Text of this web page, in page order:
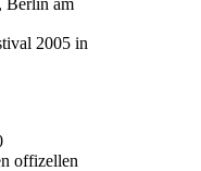
2005 in
offizellen